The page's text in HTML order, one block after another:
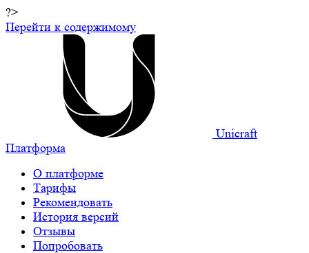
?>
Перейти к содержимому
Unicraft
Платформа
О платформе
Тарифы
Рекомендовать
История версий
Отзывы
Попробовать